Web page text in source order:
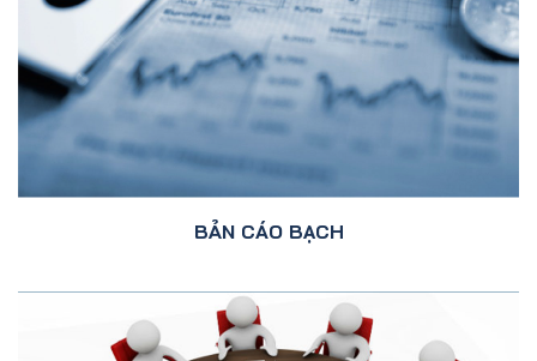
BẢN CÁO BẠCH